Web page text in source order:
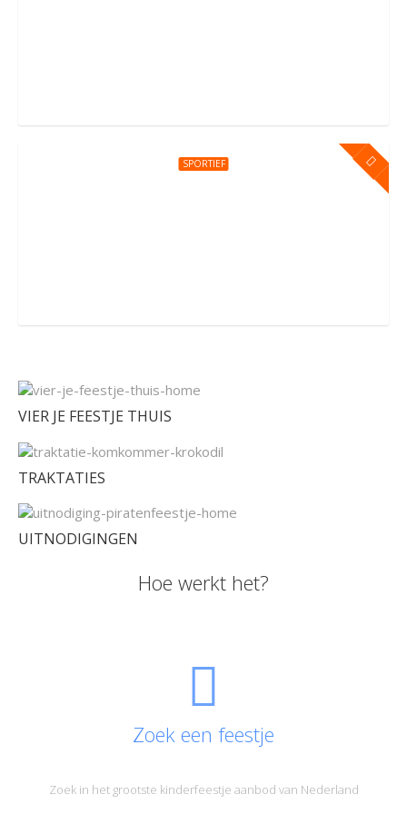
SPORTIEF
VIER JE FEESTJE THUIS
TRAKTATIES
UITNODIGINGEN
Hoe werkt het?
Zoek een feestje
Zoek in het grootste kinderfeestje aanbod van Nederland